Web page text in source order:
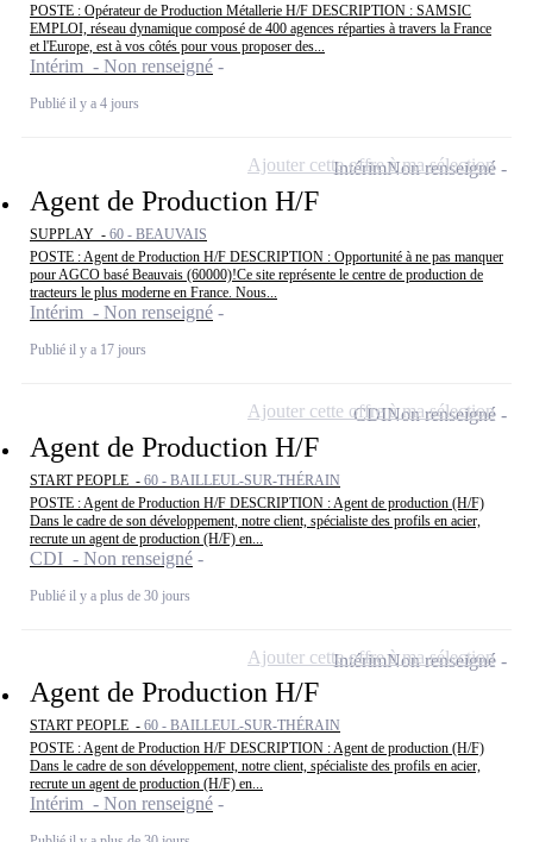
POSTE : Opérateur de Production Métallerie H/F DESCRIPTION : SAMSIC
EMPLOI, réseau dynamique composé de 400 agences réparties à travers la France
et l'Europe, est à vos côtés pour vous proposer des...
Intérim - Non renseigné
Publié il y a 4 jours
Agent de Production H/F
SUPPLAY - 60 - BEAUVAIS
POSTE : Agent de Production H/F DESCRIPTION : Opportunité à ne pas manquer
pour AGCO basé Beauvais (60000)!Ce site représente le centre de production de
tracteurs le plus moderne en France. Nous...
Intérim - Non renseigné
Publié il y a 17 jours
IntérimNon renseigné
Ajouter cette offre à ma sélection
Agent de Production H/F
START PEOPLE - 60 - BAILLEUL-SUR-THÉRAIN
POSTE : Agent de Production H/F DESCRIPTION : Agent de production (H/F)
Dans le cadre de son développement, notre client, spécialiste des profils en acier,
recrute un agent de production (H/F) en...
CDI - Non renseigné
Publié il y a plus de 30 jours
CDINon renseigné
Ajouter cette offre à ma sélection
Agent de Production H/F
START PEOPLE - 60 - BAILLEUL-SUR-THÉRAIN
POSTE : Agent de Production H/F DESCRIPTION : Agent de production (H/F)
Dans le cadre de son développement, notre client, spécialiste des profils en acier,
recrute un agent de production (H/F) en...
Intérim - Non renseigné
IntérimNon renseigné
Ajouter cette offre à ma sélection